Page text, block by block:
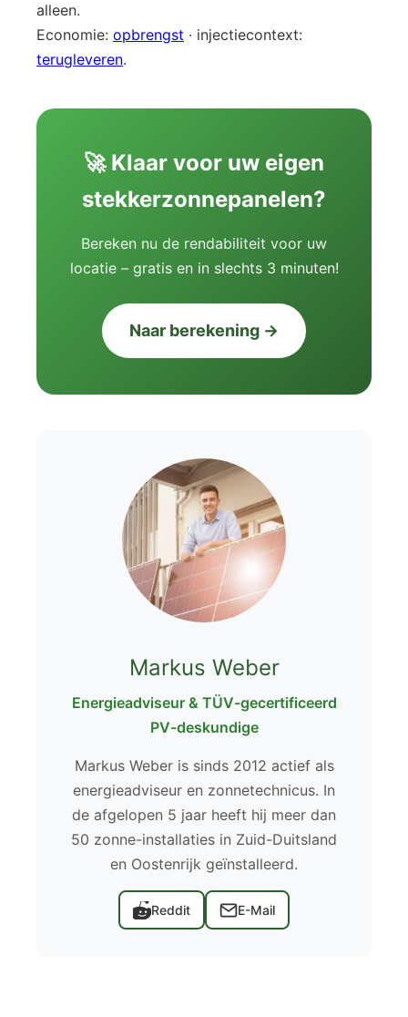
alleen.
Economie: opbrengst · injectiecontext:
terugleveren.
🚀 Klaar voor uw eigen
stekkerzonnepanelen?
Bereken nu de rendabiliteit voor uw
locatie – gratis en in slechts 3 minuten!
Naar berekening →
Markus Weber
Energieadviseur & TÜV-gecertificeerd
PV-deskundige
Markus Weber is sinds 2012 actief als
energieadviseur en zonnetechnicus. In
de afgelopen 5 jaar heeft hij meer dan
50 zonne-installaties in Zuid-Duitsland
en Oostenrijk geïnstalleerd.
Reddit E-Mail